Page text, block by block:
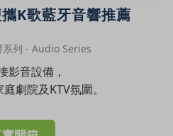
攜K歌藍牙音響推薦
系列 - Audio Series
影音設備，
劇院及KTV氛圍。